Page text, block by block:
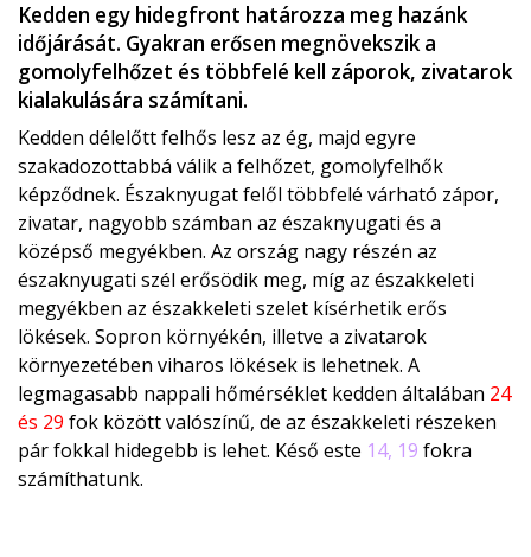
Kedden egy hidegfront határozza meg hazánk
időjárását. Gyakran erősen megnövekszik a
gomolyfelhőzet és többfelé kell záporok, zivatarok
kialakulására számítani.
Kedden délelőtt felhős lesz az ég, majd egyre
szakadozottabbá válik a felhőzet, gomolyfelhők
képződnek. Északnyugat felől többfelé várható zápor,
zivatar, nagyobb számban az északnyugati és a
középső megyékben. Az ország nagy részén az
északnyugati szél erősödik meg, míg az északkeleti
megyékben az északkeleti szelet kísérhetik erős
lökések. Sopron környékén, illetve a zivatarok
környezetében viharos lökések is lehetnek. A
legmagasabb nappali hőmérséklet kedden általában 24
és 29 fok között valószínű, de az északkeleti részeken
pár fokkal hidegebb is lehet. Késő este 14, 19 fokra
számíthatunk.